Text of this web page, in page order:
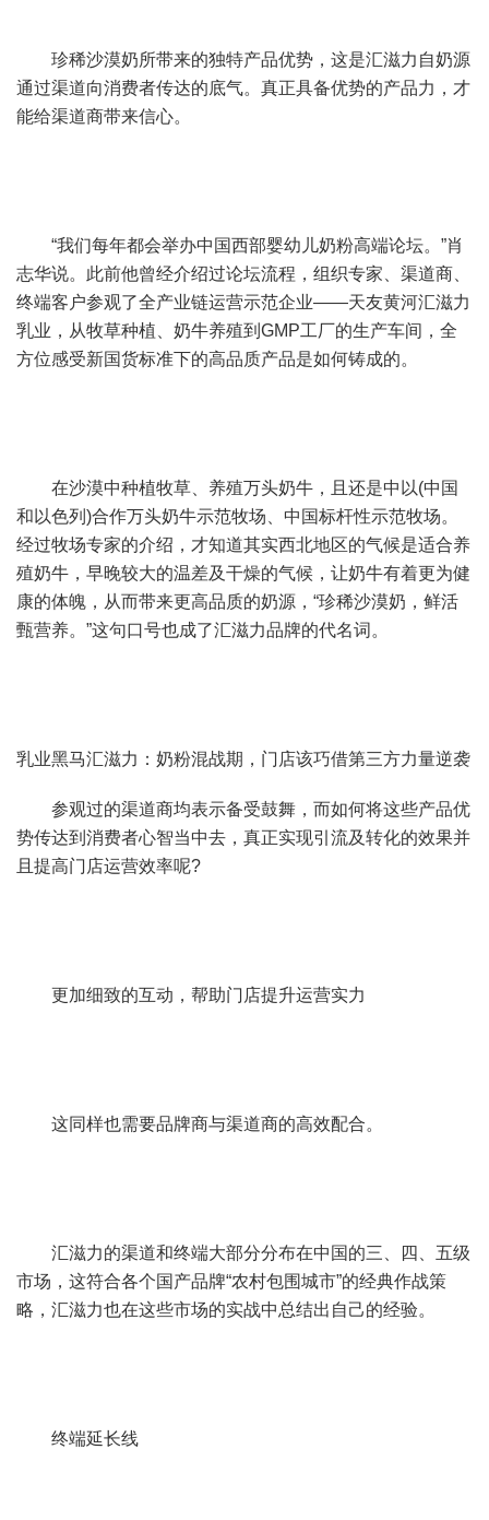
珍稀沙漠奶所带来的独特产品优势，这是汇滋力自奶源
通过渠道向消费者传达的底气。真正具备优势的产品力，才
能给渠道商带来信心。
“我们每年都会举办中国西部婴幼儿奶粉高端论坛。”肖
志华说。此前他曾经介绍过论坛流程，组织专家、渠道商、
终端客户参观了全产业链运营示范企业——天友黄河汇滋力
乳业，从牧草种植、奶牛养殖到GMP工厂的生产车间，全
方位感受新国货标准下的高品质产品是如何铸成的。
在沙漠中种植牧草、养殖万头奶牛，且还是中以(中国
和以色列)合作万头奶牛示范牧场、中国标杆性示范牧场。
经过牧场专家的介绍，才知道其实西北地区的气候是适合养
殖奶牛，早晚较大的温差及干燥的气候，让奶牛有着更为健
康的体魄，从而带来更高品质的奶源，“珍稀沙漠奶，鲜活
甄营养。”这句口号也成了汇滋力品牌的代名词。
乳业黑马汇滋力：奶粉混战期，门店该巧借第三方力量逆袭
参观过的渠道商均表示备受鼓舞，而如何将这些产品优
势传达到消费者心智当中去，真正实现引流及转化的效果并
且提高门店运营效率呢?
更加细致的互动，帮助门店提升运营实力
这同样也需要品牌商与渠道商的高效配合。
汇滋力的渠道和终端大部分分布在中国的三、四、五级
市场，这符合各个国产品牌“农村包围城市”的经典作战策
略，汇滋力也在这些市场的实战中总结出自己的经验。
终端延长线